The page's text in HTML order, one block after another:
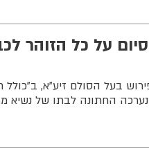
סיום על כל הזוהר
בעל הסולם זיע"א,
החתונה לבתו של נשיא